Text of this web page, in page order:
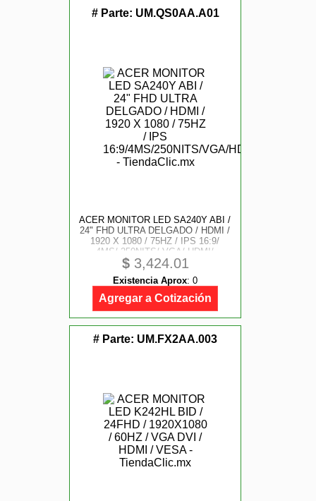
# Parte: UM.QS0AA.A01
ACER MONITOR LED SA240Y ABI /
24" FHD ULTRA DELGADO / HDMI /
1920 X 1080 / 75HZ / IPS 16:9/
4MS/ 250NITS/ VGA/ HDMI/
FREESYNC/ VESA
$3,424.01
Existencia Aprox: 0
Agregar a Cotización
# Parte: UM.FX2AA.003